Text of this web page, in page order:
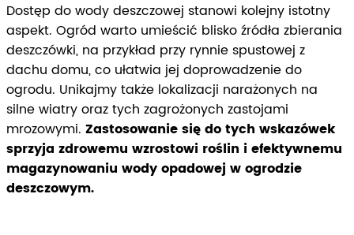
Dostęp do wody deszczowej stanowi kolejny istotny
aspekt. Ogród warto umieścić blisko źródła zbierania
deszczówki, na przykład przy rynnie spustowej z
dachu domu, co ułatwia jej doprowadzenie do
ogrodu. Unikajmy także lokalizacji narażonych na
silne wiatry oraz tych zagrożonych zastojami
mrozowymi. Zastosowanie się do tych wskazówek
sprzyja zdrowemu wzrostowi roślin i efektywnemu
magazynowaniu wody opadowej w ogrodzie
deszczowym.